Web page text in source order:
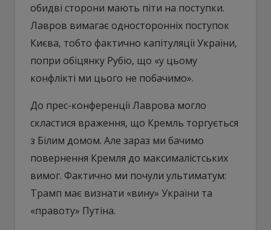
обидві сторони мають піти на поступки.
Лавров вимагає односторонніх поступок
Києва, тобто фактично капітуляції України,
попри обіцянку Рубіо, що «у цьому
конфлікті ми цього не побачимо».
До прес-конференції Лаврова могло
скластися враження, що Кремль торгується
з Білим домом. Але зараз ми бачимо
повернення Кремля до максималістських
вимог. Фактично ми почули ультиматум:
Трамп має визнати «вину» України та
«правоту» Путіна.